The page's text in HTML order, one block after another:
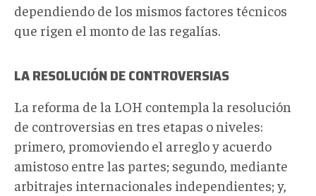
dependiendo de los mismos factores técnicos
que rigen el monto de las regalías.
LA RESOLUCIÓN DE CONTROVERSIAS
La reforma de la LOH contempla la resolución
de controversias en tres etapas o niveles:
primero, promoviendo el arreglo y acuerdo
amistoso entre las partes; segundo, mediante
arbitrajes internacionales independientes; y,